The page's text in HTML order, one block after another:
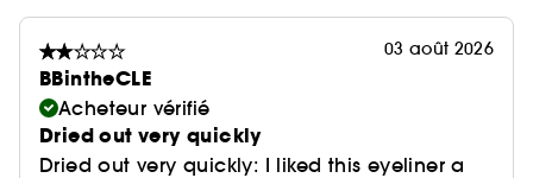
03 août 2026
BBintheCLE
Acheteur vérifié
Dried out very quickly
Dried out very quickly: I liked this eyeliner a